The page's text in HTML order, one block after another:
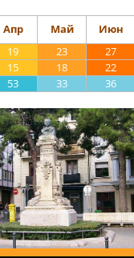
Апр Май Июн
19 23 27
15 18 22
53 33 36